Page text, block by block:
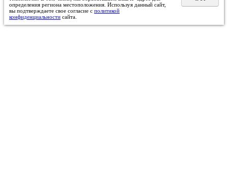
определения региона местоположения. Используя данный сайт,
вы подтверждаете свое согласие с политикой
конфиденциальности сайта.